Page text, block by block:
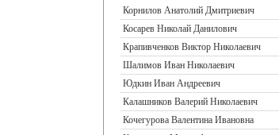
Корнилов Анатолий Дмитриевич
Косарев Николай Данилович
Крапивченков Виктор Николаевич
Шалимов Иван Николаевич
Юдкин Иван Андреевич
Калашников Валерий Николаевич
Кочегурова Валентина Ивановна